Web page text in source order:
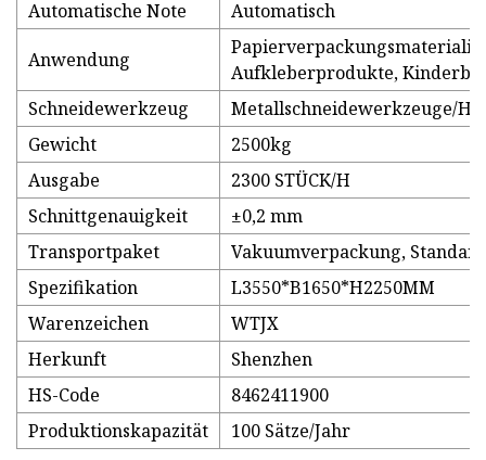
Automatische Note
Automatisch
Anwendung
Aufkleberprodukte,
Schneidewerkzeug
Metallschneidewerkzeuge/
Gewicht
2500kg
Ausgabe
2300 STÜCK/H
Schnittgenauigkeit
±0,2 mm
Transportpaket
Vakuumverpackung,
Spezifikation
L3550*B1650*H2250MM
Warenzeichen
WTJX
Herkunft
Shenzhen
HS-Code
8462411900
Produktionskapazität
100 Sätze/Jahr